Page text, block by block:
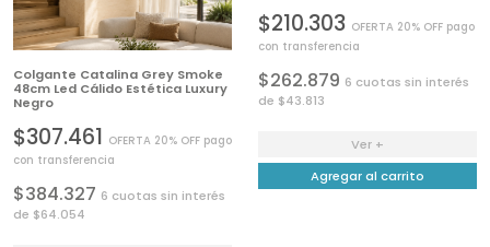
Colgante Catalina Grey Smoke
48cm Led Cálido Estética Luxury
Negro
$307.461 OFERTA 20% OFF pago
con transferencia
$384.327 6 cuotas sin interés
de $64.054
$210.303 OFERTA 20% OFF pago
con transferencia
$262.879 6 cuotas sin interés
de $43.813
Ver +
Agregar al carrito